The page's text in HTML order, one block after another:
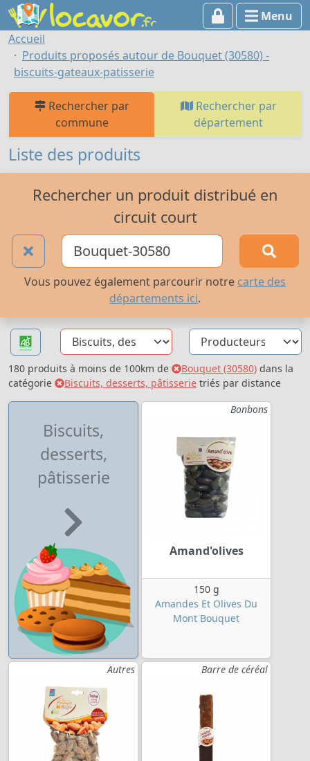
Menu
Accueil
Produits proposés autour de Bouquet (30580) -
biscuits-gateaux-patisserie
Rechercher par
commune
Rechercher par
département
Liste des produits
Rechercher un produit distribué en
circuit court
Vous pouvez également parcourir notre carte des
départements ici.
180 produits à moins de 100km de Bouquet (30580) dans la
catégorie
Biscuits, desserts, pâtisserie triés par distance
Biscuits,
desserts,
pâtisserie
Bonbons
Amand'olives
150 g
Amandes Et Olives Du
Mont Bouquet
Autres Barre de céréal